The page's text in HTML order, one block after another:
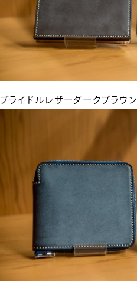
ブライドルレザーダークブラウン